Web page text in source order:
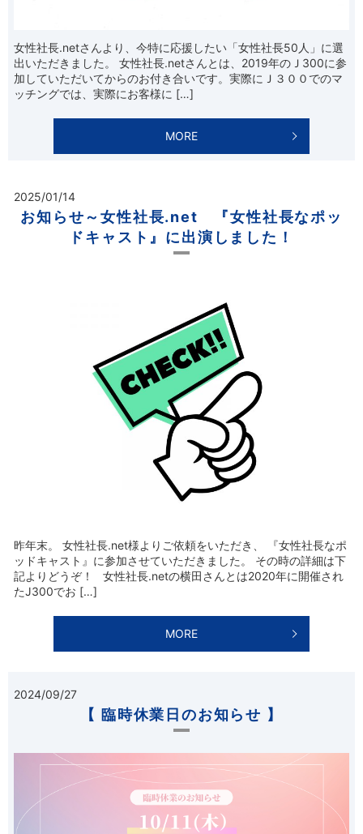
女性社長.netさんより、今特に応援したい「女性社長50人」に選
出いただきました。 女性社長.netさんとは、2019年のＪ300に参
加していただいてからのお付き合いです。実際にＪ３００でのマ
ッチングでは、実際にお客様に […]
MORE
2025/01/14
お知らせ～女性社長.net 『女性社長なポッ
ドキャスト』に出演しました！
昨年末。 女性社長.net様よりご依頼をいただき、 『女性社長なポ
ッドキャスト』に参加させていただきました。 その時の詳細は下
記よりどうぞ！ 女性社長.netの横田さんとは2020年に開催され
たJ300でお […]
MORE
2024/09/27
【 臨時休業日のお知らせ 】